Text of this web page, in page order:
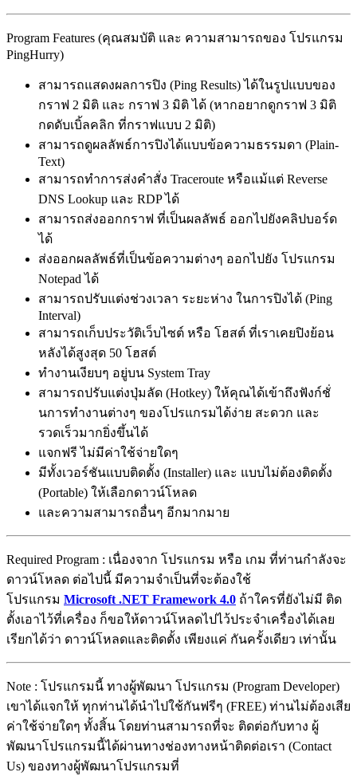
Program Features (คุณสมบัติ และ ความสามารถของ โปรแกรม
PingHurry)
สามารถแสดงผลการปิง (Ping Results) ได้ในรูปแบบของ
กราฟ 2 มิติ และ กราฟ 3 มิติ ได้ (หากอยากดูกราฟ 3 มิติ
กดดับเบิ้ลคลิก ที่กราฟแบบ 2 มิติ)
สามารถดูผลลัพธ์การปิงได้แบบข้อความธรรมดา (Plain-
Text)
สามารถทำการส่งคำสั่ง Traceroute หรือแม้แต่ Reverse
DNS Lookup และ RDP ได้
สามารถส่งออกกราฟ ที่เป็นผลลัพธ์ ออกไปยังคลิปบอร์ด
ได้
ส่งออกผลลัพธ์ที่เป็นข้อความต่างๆ ออกไปยัง โปรแกรม
Notepad ได้
สามารถปรับแต่งช่วงเวลา ระยะห่าง ในการปิงได้ (Ping
Interval)
สามารถเก็บประวัติเว็บไซต์ หรือ โฮสต์ ที่เราเคยปิงย้อน
หลังได้สูงสุด 50 โฮสต์
ทำงานเงียบๆ อยู่บน System Tray
สามารถปรับแต่งปุ่มลัด (Hotkey) ให้คุณได้เข้าถึงฟังก์ชั่
นการทำงานต่างๆ ของโปรแกรมได้ง่าย สะดวก และ
รวดเร็วมากยิ่งขึ้นได้
แจกฟรี ไม่มีค่าใช้จ่ายใดๆ
มีทั้งเวอร์ชันแบบติดตั้ง (Installer) และ แบบไม่ต้องติดตั้ง
(Portable) ให้เลือกดาวน์โหลด
และความสามารถอื่นๆ อีกมากมาย
Required Program : เนื่องจาก โปรแกรม หรือ เกม ที่ท่านกำลังจะ
ดาวน์โหลด ต่อไปนี้ มีความจำเป็นที่จะต้องใช้
โปรแกรม Microsoft .NET Framework 4.0 ถ้าใครที่ยังไม่มี ติด
ตั้งเอาไว้ที่เครื่อง ก็ขอให้ดาวน์โหลดไปไว้ประจำเครื่องได้เลย
เรียกได้ว่า ดาวน์โหลดและติดตั้ง เพียงแค่ กันครั้งเดียว เท่านั้น
Note : โปรแกรมนี้ ทางผู้พัฒนา โปรแกรม (Program Developer)
เขาได้แจกให้ ทุกท่านได้นำไปใช้กันฟรีๆ (FREE) ท่านไม่ต้องเสีย
ค่าใช้จ่ายใดๆ ทั้งสิ้น โดยท่านสามารถที่จะ ติดต่อกับทาง ผู้
พัฒนาโปรแกรมนี้ได้ผ่านทางช่องทางหน้าติดต่อเรา (Contact
Us) ของทางผู้พัฒนาโปรแกรมที่